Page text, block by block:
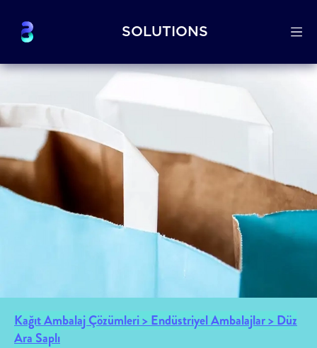
SOLUTIONS
Kağıt Ambalaj Çözümleri > Endüstriyel Ambalajlar > Düz
Ara Saplı